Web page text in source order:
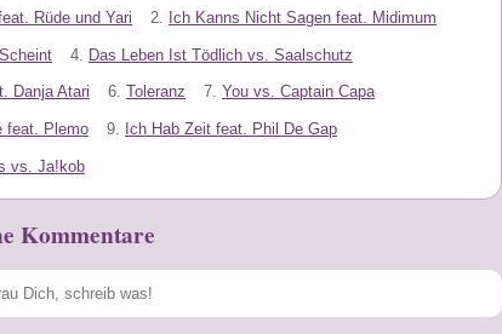
Rüde und Yari 2. Ich Kanns Nicht Sagen feat. Midimum
4. Das Leben Ist Tödlich vs. Saalschutz
Danja Atari 6. Toleranz 7. You vs. Captain Capa
feat. Plemo 9. Ich Hab Zeit feat. Phil De Gap
vs. Ja!kob
Kommentare